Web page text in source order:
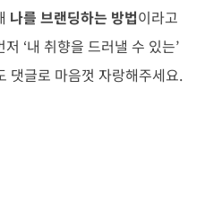
나를 브랜딩하는 방법이라고
‘내 취향을 드러낼 수 있는’
댓글로 마음껏 자랑해주세요.